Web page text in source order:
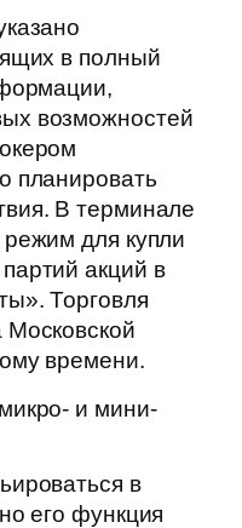
в полный
возможностей
планировать
В терминале
для купли
акций в
Торговля
Московской
времени.
и мини-
в
его функция